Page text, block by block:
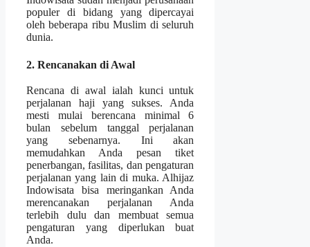
populer di bidang yang dipercayai
oleh beberapa ribu Muslim di seluruh
dunia.
2. Rencanakan di Awal
Rencana di awal ialah kunci untuk
perjalanan haji yang sukses. Anda
mesti mulai berencana minimal 6
bulan sebelum tanggal perjalanan
yang sebenarnya. Ini akan
memudahkan Anda pesan tiket
penerbangan, fasilitas, dan pengaturan
perjalanan yang lain di muka. Alhijaz
Indowisata bisa meringankan Anda
merencanakan perjalanan Anda
terlebih dulu dan membuat semua
pengaturan yang diperlukan buat
Anda.